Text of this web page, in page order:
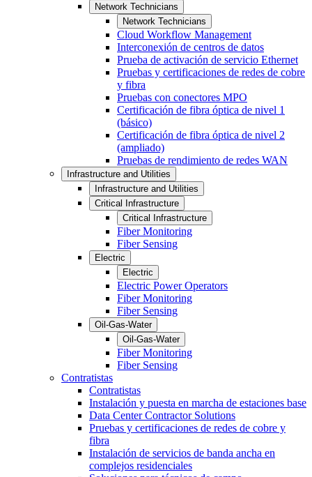
Network Technicians
Network Technicians
Cloud Workflow Management
Interconexión de centros de datos
Prueba de activación de servicio Ethernet
Pruebas y certificaciones de redes de cobre
y fibra
Pruebas con conectores MPO
Certificación de fibra óptica de nivel 1
(básico)
Certificación de fibra óptica de nivel 2
(ampliado)
Pruebas de rendimiento de redes WAN
Infrastructure and Utilities
Infrastructure and Utilities
Critical Infrastructure
Critical Infrastructure
Fiber Monitoring
Fiber Sensing
Electric
Electric
Electric Power Operators
Fiber Monitoring
Fiber Sensing
Oil-Gas-Water
Oil-Gas-Water
Fiber Monitoring
Fiber Sensing
Contratistas
Contratistas
Instalación y puesta en marcha de estaciones base
Data Center Contractor Solutions
Pruebas y certificaciones de redes de cobre y
fibra
Instalación de servicios de banda ancha en
complejos residenciales